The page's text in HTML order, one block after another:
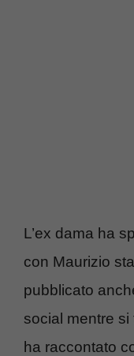
L’ex dama ha
con Maurizio
pubblicato
social mentre
ha raccontato